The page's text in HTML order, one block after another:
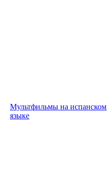
Мультфильмы на испанском
языке